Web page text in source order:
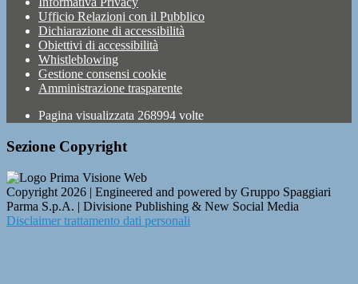
Ufficio Relazioni con il Pubblico
Dichiarazione di accessibilità
Obiettivi di accessibilità
Whistleblowing
Gestione consensi cookie
Amministrazione trasparente
Pagina visualizzata 268994 volte
Sezione Copyright
Copyright 2026 | Engineered and powered by Gruppo Spaggiari
Parma S.p.A. | Divisione Publishing & New Social Media
Disclaimer trattamento dati personali